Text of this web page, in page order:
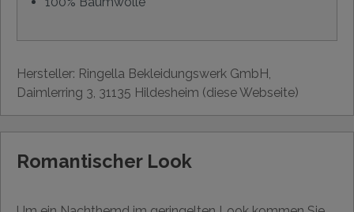
Hersteller: Ringella Bekleidungswerk GmbH,
Daimlerring 3, 31135 Hildesheim (diese Webseite)
Romantischer Look